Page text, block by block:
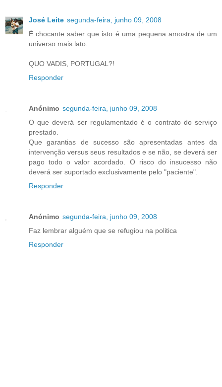
José Leite segunda-feira, junho 09, 2008
É chocante saber que isto é uma pequena amostra de um
universo mais lato.
QUO VADIS, PORTUGAL?!
Responder
Anónimo segunda-feira, junho 09, 2008
O que deverá ser regulamentado é o contrato do serviço
prestado.
Que garantias de sucesso são apresentadas antes da
intervenção versus seus resultados e se não, se deverá ser
pago todo o valor acordado. O risco do insucesso não
deverá ser suportado exclusivamente pelo "paciente".
Responder
Anónimo segunda-feira, junho 09, 2008
Faz lembrar alguém que se refugiou na politica
Responder